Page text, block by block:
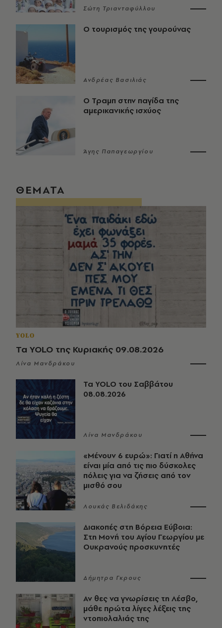
Σώτη Τριανταφύλλου
Ο τουρισμός της γουρούνας
Ανδρέας Βασιλιάς
Ο Τραμπ στην παγίδα της
αμερικανικής ισχύος
Άγης Παπαγεωργίου
ΘΕΜΑΤΑ
YOLO
Τα YOLO της Κυριακής 09.08.2026
Λίνα Μανδράκου
Τα YOLO του Σαββάτου
08.08.2026
Λίνα Μανδράκου
«Μένουν 6 ευρώ»: Γιατί η Αθήνα
είναι μία από τις πιο δύσκολες
πόλεις για να ζήσεις από τον
μισθό σου
Λουκάς Βελιδάκης
Διακοπές στη Βόρεια Εύβοια:
Στη Μονή του Αγίου Γεωργίου με
Ουκρανούς προσκυνητές
Δήμητρα Γκρους
Αν θες να γνωρίσεις τη Λέσβο,
μάθε πρώτα λίγες λέξεις της
ντοπιολαλιάς της